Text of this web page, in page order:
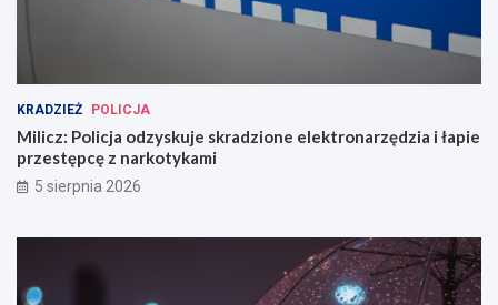
KRADZIEŻ POLICJA
Milicz: Policja odzyskuje skradzione elektronarzędzia i łapie
przestępcę z narkotykami
5 sierpnia 2026